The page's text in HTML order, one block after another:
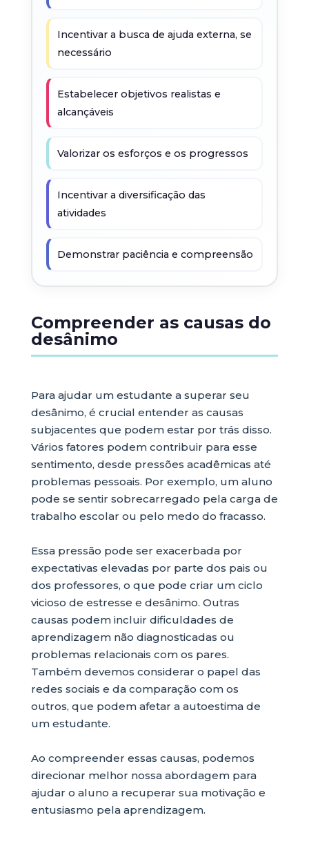
Incentivar a busca de ajuda externa, se
necessário
Estabelecer objetivos realistas e
alcançáveis
Valorizar os esforços e os progressos
Incentivar a diversificação das
atividades
Demonstrar paciência e compreensão
Compreender as causas do
desânimo
Para ajudar um estudante a superar seu
desânimo, é crucial entender as causas
subjacentes que podem estar por trás disso.
Vários fatores podem contribuir para esse
sentimento, desde pressões acadêmicas até
problemas pessoais. Por exemplo, um aluno
pode se sentir sobrecarregado pela carga de
trabalho escolar ou pelo medo do fracasso.
Essa pressão pode ser exacerbada por
expectativas elevadas por parte dos pais ou
dos professores, o que pode criar um ciclo
vicioso de estresse e desânimo. Outras
causas podem incluir dificuldades de
aprendizagem não diagnosticadas ou
problemas relacionais com os pares.
Também devemos considerar o papel das
redes sociais e da comparação com os
outros, que podem afetar a autoestima de
um estudante.
Ao compreender essas causas, podemos
direcionar melhor nossa abordagem para
ajudar o aluno a recuperar sua motivação e
entusiasmo pela aprendizagem.